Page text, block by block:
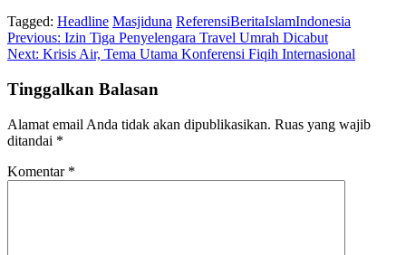
Tagged: Headline Masjiduna ReferensiBeritaIslamIndonesia
Navigasi
pos
Previous: Izin Tiga Penyelengara Travel Umrah Dicabut
Next: Krisis Air, Tema Utama Konferensi Fiqih Internasional
Tinggalkan Balasan
Alamat email Anda tidak akan dipublikasikan. Ruas yang wajib
ditandai *
Komentar *